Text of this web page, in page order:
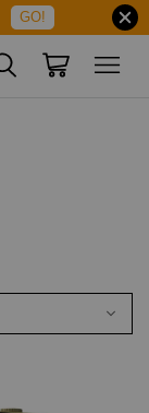
GO!